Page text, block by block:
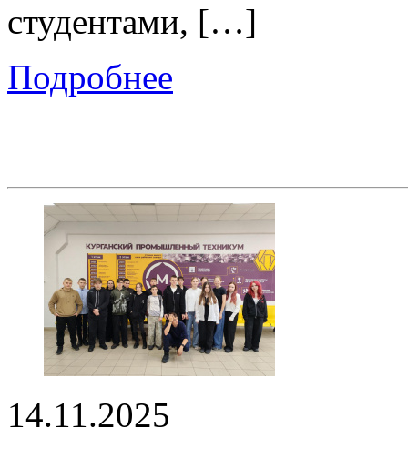
студентами, […]
Подробнее
14.11.2025